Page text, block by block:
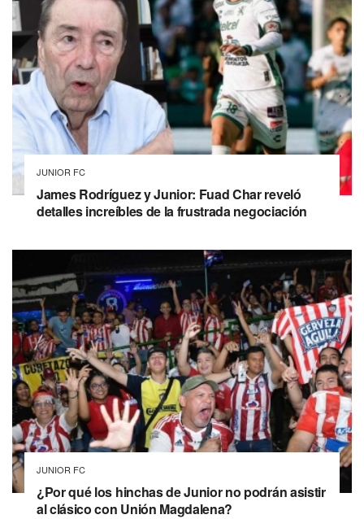
JUNIOR FC
James Rodríguez y Junior: Fuad Char reveló
detalles increíbles de la frustrada negociación
JUNIOR FC
¿Por qué los hinchas de Junior no podrán asistir
al clásico con Unión Magdalena?